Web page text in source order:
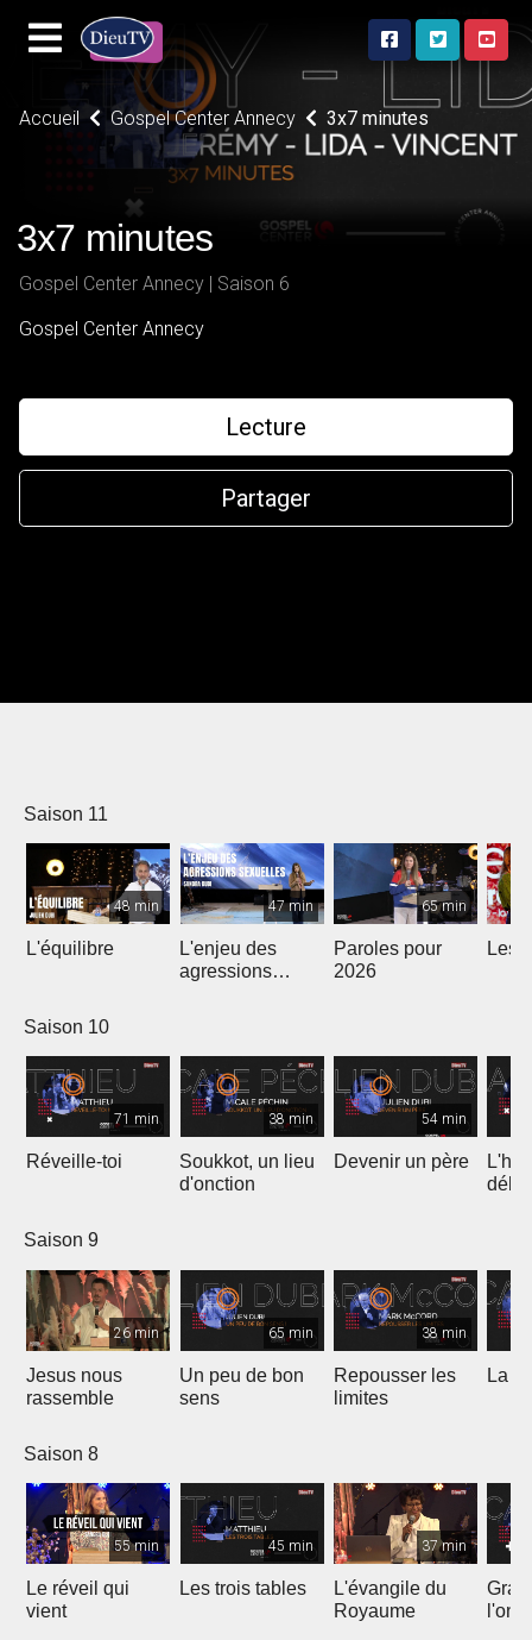
Accueil Gospel Center Annecy 3x7 minutes
3x7 minutes
Gospel Center Annecy | Saison 6
Gospel Center Annecy
Lecture
Partager
Saison 11
48 min
L'équilibre
47 min
L'enjeu des
agressions
65 min
Paroles pour
2026
Les
Saison 10
71 min
Réveille-toi
38 min
Soukkot, un lieu
d'onction
54 min
Devenir un père
Saison 9
26 min
Jesus nous
rassemble
65 min
Un peu de bon
sens
38 min
Repousser les
limites
La
Saison 8
55 min
Le réveil qui
vient
45 min
Les trois tables
37 min
L'évangile du
Royaume